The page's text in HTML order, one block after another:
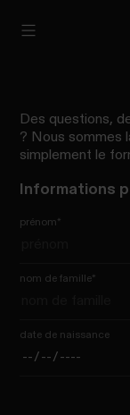
Des questions,
? Nous sommes
simplement le
Informations
prénom*
nom de famille*
date de naissance